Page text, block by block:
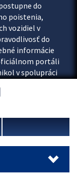
do
poistenia,
vozidiel v
do
informácie
portáli
v spolupráci
vnútra SR.